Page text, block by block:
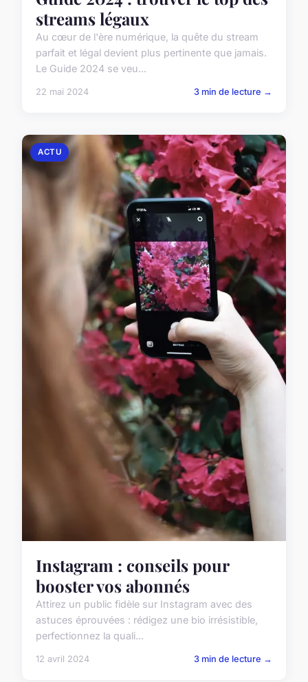
streams légaux
Au cœur de l'ère numérique, la quête du stream
parfait et légal devient plus pertinente que jamais.
Le Guide 2024 se veu...
22 mai 2024 3 min de lecture →
ACTU
Instagram : conseils pour
booster vos abonnés
Attirez un public fidèle sur Instagram avec des
astuces éprouvées : rédigez une bio irrésistible,
perfectionnez la quali...
12 avril 2024 3 min de lecture →